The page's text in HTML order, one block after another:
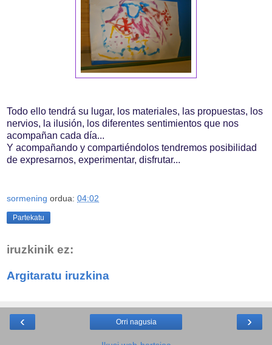
Todo ello tendrá su lugar, los materiales, las propuestas, los
nervios, la ilusión, los diferentes sentimientos que nos
acompañan cada día...
Y acompañando y compartiéndolos tendremos posibilidad
de expresarnos, experimentar, disfrutar...
sormening ordua: 04:02
Partekatu
iruzkinik ez:
Argitaratu iruzkina
‹ ›
Orri nagusia